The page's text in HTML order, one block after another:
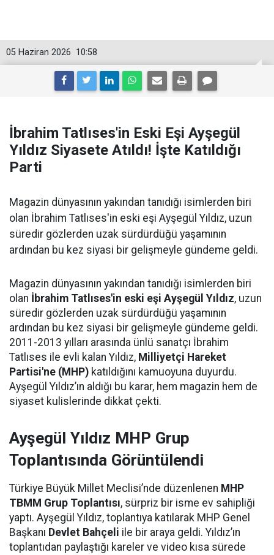
10:58
05 Haziran 2026
İbrahim Tatlıses'in Eski Eşi Ayşegül
Yıldız Siyasete Atıldı! İşte Katıldığı
Parti
Magazin dünyasının yakından tanıdığı isimlerden biri
olan İbrahim Tatlıses'in eski eşi Ayşegül Yıldız, uzun
süredir gözlerden uzak sürdürdüğü yaşamının
ardından bu kez siyasi bir gelişmeyle gündeme geldi.
Magazin dünyasının yakından tanıdığı isimlerden biri
olan İbrahim Tatlıses'in eski eşi Ayşegül Yıldız, uzun
süredir gözlerden uzak sürdürdüğü yaşamının
ardından bu kez siyasi bir gelişmeyle gündeme geldi.
2011-2013 yılları arasında ünlü sanatçı İbrahim
Tatlıses ile evli kalan Yıldız, Milliyetçi Hareket
Partisi'ne (MHP) katıldığını kamuoyuna duyurdu.
Ayşegül Yıldız’ın aldığı bu karar, hem magazin hem de
siyaset kulislerinde dikkat çekti.
Ayşegül Yıldız MHP Grup
Toplantısında Görüntülendi
Türkiye Büyük Millet Meclisi’nde düzenlenen MHP
TBMM Grup Toplantısı, sürpriz bir isme ev sahipliği
yaptı. Ayşegül Yıldız, toplantıya katılarak MHP Genel
Başkanı Devlet Bahçeli ile bir araya geldi. Yıldız’ın
toplantıdan paylaştığı kareler ve video kısa sürede